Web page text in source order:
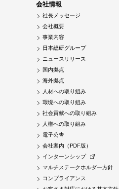
会社情報
社長メッセージ
会社概要
事業内容
日本総研グループ
ニュースリリース
国内拠点
海外拠点
人材への取り組み
環境への取り組み
社会貢献への取り組み
人権への取り組み
電子公告
会社案内（PDF版）
インターンシップ
マルチステークホルダー方針
コンプライアンス